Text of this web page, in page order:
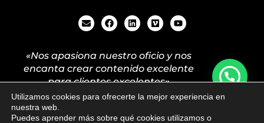
ES
«Nos apasiona nuestro oficio y nos
encanta crear contenido excelente
para clientes excelentes»
Aviso legalPrivacidadCookiesMúsica
Utilizamos cookies para ofrecerte la mejor experiencia en
nuestra web.
Puedes aprender más sobre qué cookies utilizamos o